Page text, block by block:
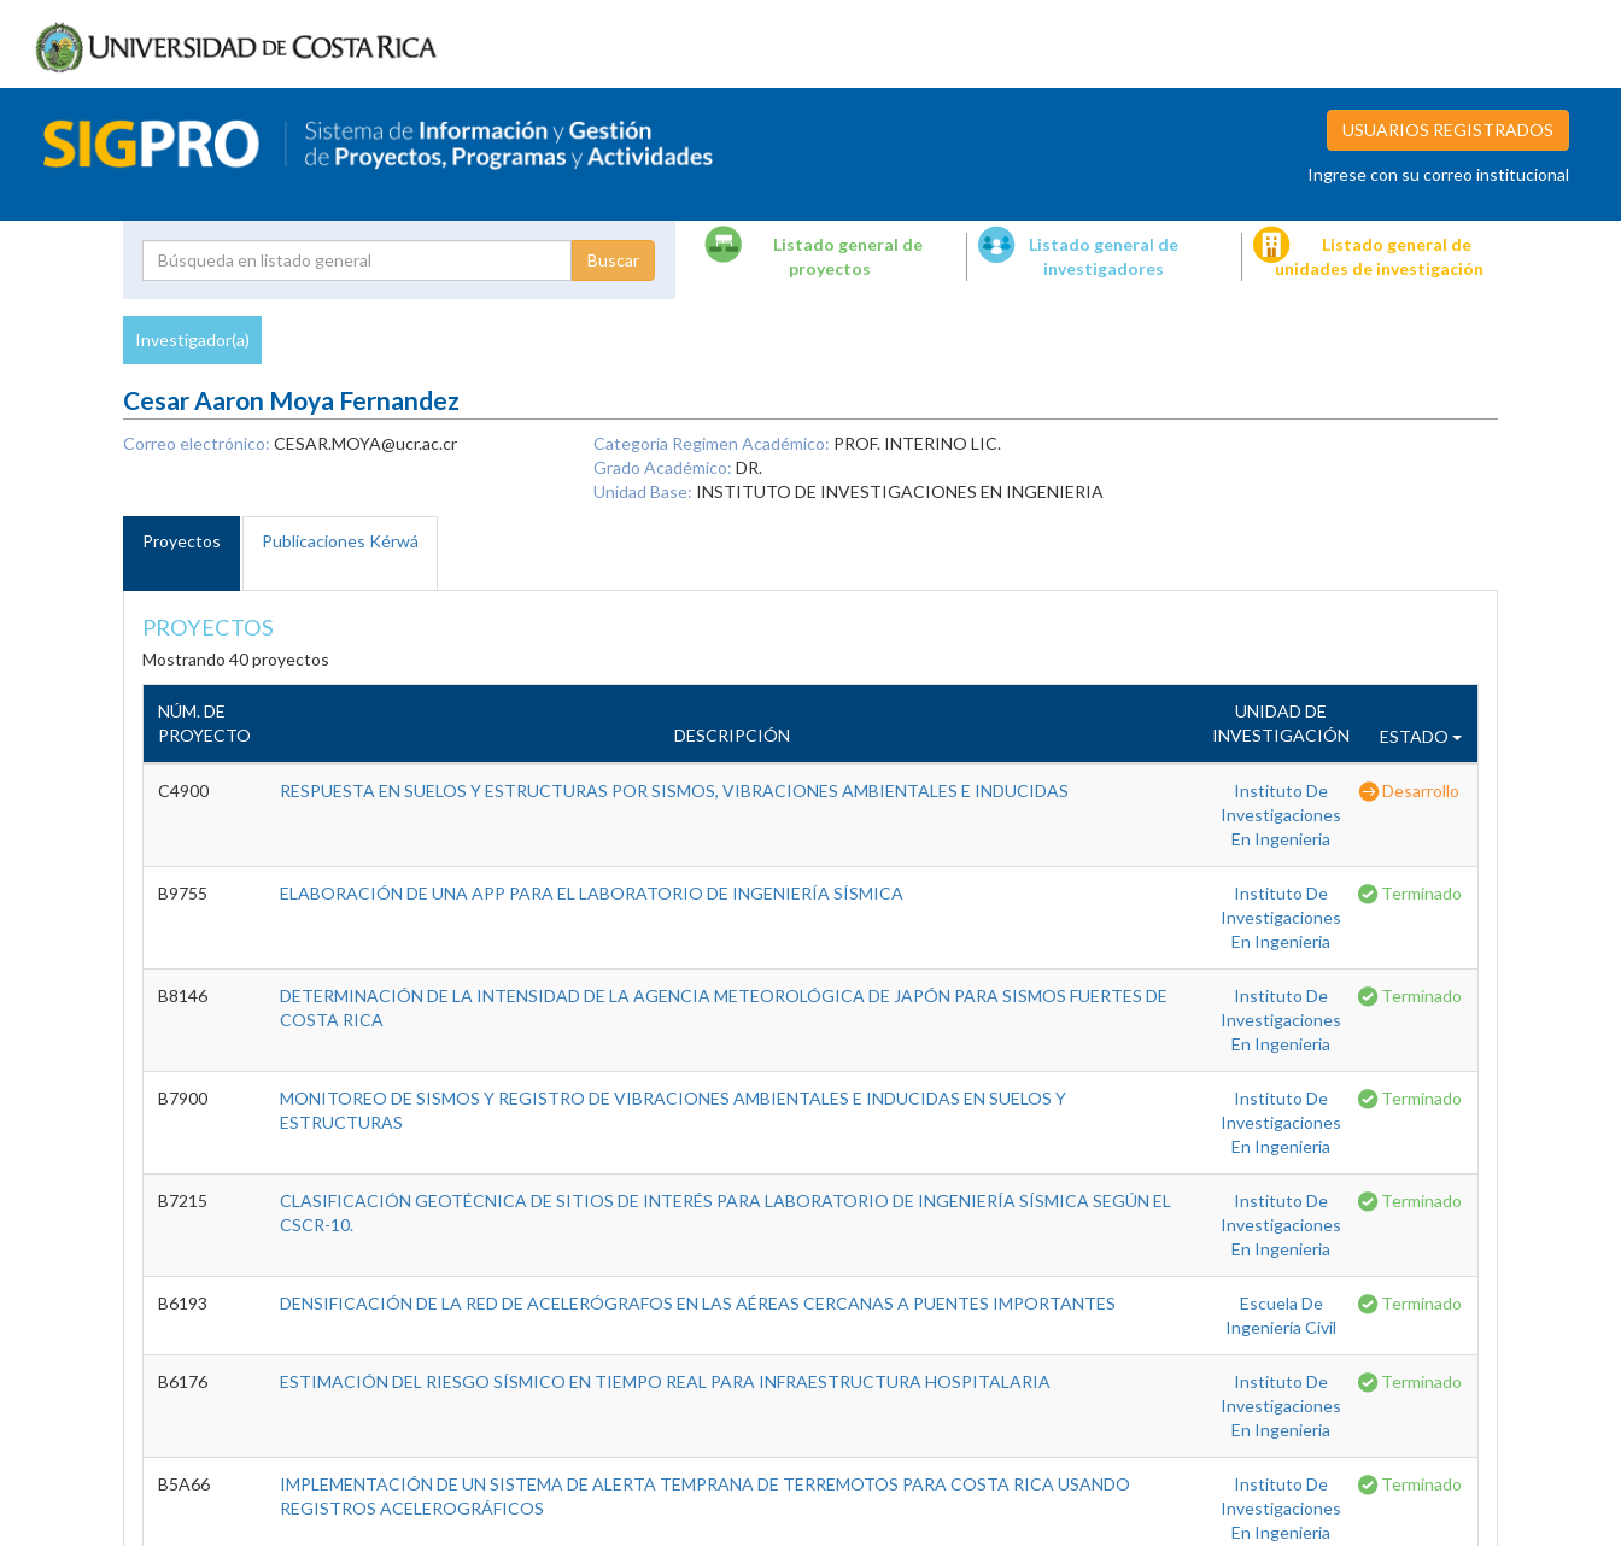
USUARIOS REGISTRADOS
Ingrese con su correo institucional
Proyecto
Listado general de
proyectos
Listado general de
investigadores
Listado general de
unidades de investigación
Investigador(a)
Cesar Aaron Moya Fernandez
Correo electrónico: CESAR.MOYA@ucr.ac.cr Categoría Regimen Académico: PROF. INTERINO LIC.
Grado Académico: DR.
Unidad Base: INSTITUTO DE INVESTIGACIONES EN INGENIERIA
Proyectos Publicaciones Kérwá
PROYECTOS
Mostrando 40 proyectos
NÚM. DE
PROYECTO
DESCRIPCIÓN
UNIDAD DE
INVESTIGACIÓN
ESTADO
C4900 RESPUESTA EN SUELOS Y ESTRUCTURAS POR SISMOS, VIBRACIONES AMBIENTALES E INDUCIDAS
Instituto De
Investigaciones
En Ingenieria
Desarrollo
B9755 ELABORACIÓN DE UNA APP PARA EL LABORATORIO DE INGENIERÍA SÍSMICA
Instituto De
Investigaciones
En Ingenieria
Terminado
B8146
DETERMINACIÓN DE LA INTENSIDAD DE LA AGENCIA METEOROLÓGICA DE JAPÓN PARA SISMOS FUERTES DE
COSTA RICA
Instituto De
Investigaciones
En Ingenieria
Terminado
B7900
MONITOREO DE SISMOS Y REGISTRO DE VIBRACIONES AMBIENTALES E INDUCIDAS EN SUELOS Y
ESTRUCTURAS
Instituto De
Investigaciones
En Ingenieria
Terminado
B7215
CLASIFICACIÓN GEOTÉCNICA DE SITIOS DE INTERÉS PARA LABORATORIO DE INGENIERÍA SÍSMICA SEGÚN EL
CSCR-10.
Instituto De
Investigaciones
En Ingenieria
Terminado
B6193 DENSIFICACIÓN DE LA RED DE ACELERÓGRAFOS EN LAS AÉREAS CERCANAS A PUENTES IMPORTANTES
Escuela De
Ingeniería Civil
Terminado
B6176 ESTIMACIÓN DEL RIESGO SÍSMICO EN TIEMPO REAL PARA INFRAESTRUCTURA HOSPITALARIA
Instituto De
Investigaciones
En Ingenieria
Terminado
B5A66
IMPLEMENTACIÓN DE UN SISTEMA DE ALERTA TEMPRANA DE TERREMOTOS PARA COSTA RICA USANDO
REGISTROS ACELEROGRÁFICOS
Instituto De
Investigaciones
En Ingenieria
Terminado